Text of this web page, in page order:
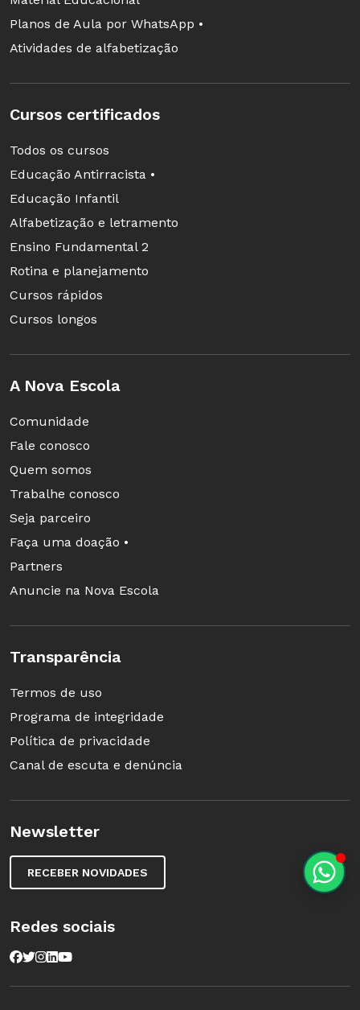
Planos de Aula por WhatsApp •
Atividades de alfabetização
Cursos certificados
Todos os cursos
Educação Antirracista •
Educação Infantil
Alfabetização e letramento
Ensino Fundamental 2
Rotina e planejamento
Cursos rápidos
Cursos longos
A Nova Escola
Comunidade
Fale conosco
Quem somos
Trabalhe conosco
Seja parceiro
Faça uma doação •
Partners
Anuncie na Nova Escola
Transparência
Termos de uso
Programa de integridade
Política de privacidade
Canal de escuta e denúncia
Newsletter
RECEBER NOVIDADES
Redes sociais